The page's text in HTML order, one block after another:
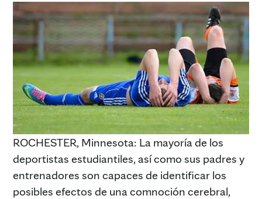
ROCHESTER, Minnesota: La mayoría de los
deportistas estudiantiles, así como sus padres y
entrenadores son capaces de identificar los
posibles efectos de una comnoción cerebral,